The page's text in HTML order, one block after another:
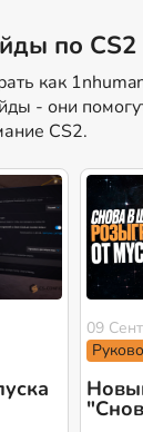
по CS2
как
- они
CS2.
09